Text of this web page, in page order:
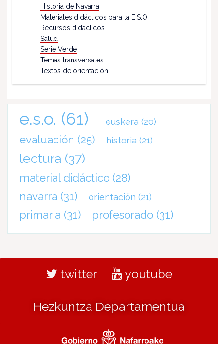
Historia de Navarra
Materiales didácticos para la E.S.O.
Recursos didácticos
Salud
Serie Verde
Temas transversales
Textos de orientación
e.s.o. (61) euskera (20)
evaluación (25) historia (21)
lectura (37)
material didáctico (28)
navarra (31) orientación (21)
primaria (31) profesorado (31)
twitter youtube
Hezkuntza Departamentua